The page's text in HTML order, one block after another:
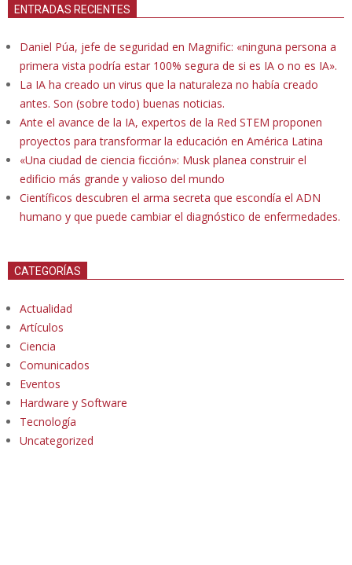
ENTRADAS RECIENTES
Daniel Púa, jefe de seguridad en Magnific: «ninguna persona a
primera vista podría estar 100% segura de si es IA o no es IA».
La IA ha creado un virus que la naturaleza no había creado
antes. Son (sobre todo) buenas noticias.
Ante el avance de la IA, expertos de la Red STEM proponen
proyectos para transformar la educación en América Latina
«Una ciudad de ciencia ficción»: Musk planea construir el
edificio más grande y valioso del mundo
Científicos descubren el arma secreta que escondía el ADN
humano y que puede cambiar el diagnóstico de enfermedades.
CATEGORÍAS
Actualidad
Artículos
Ciencia
Comunicados
Eventos
Hardware y Software
Tecnología
Uncategorized